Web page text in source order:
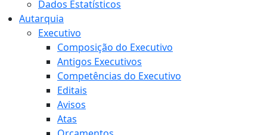
Dados Estatísticos
Autarquia
Executivo
Composição do Executivo
Antigos Executivos
Competências do Executivo
Editais
Avisos
Atas